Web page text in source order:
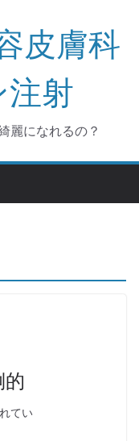
皮膚科
射
麗になれるの？
てい